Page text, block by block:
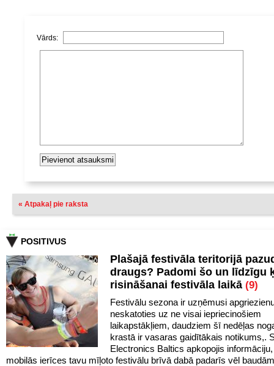
Vārds:
« Atpakaļ pie raksta
POSITIVUS
Plašajā festivāla teritorijā
draugs? Padomi šo un līdzīgu
risināšanai festivāla laikā (9)
Festivālu sezona ir uzņēmusi
neskatoties uz ne visai iepriecinošiem
laikapstākļiem, daudziem šī nedēļas
krastā ir vasaras gaidītākais notikums,.
Electronics Baltics apkopojis
mobilās ierīces tavu mīļoto festivālu brīvā dabā padarīs vēl